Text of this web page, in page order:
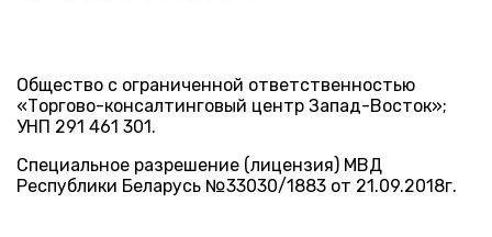
Общество с ограниченной ответственностью
«Торгово-консалтинговый центр Запад-Восток»;
УНП 291 461 301.
Специальное разрешение (лицензия) МВД
Республики Беларусь №33030/1883 от 21.09.2018г.